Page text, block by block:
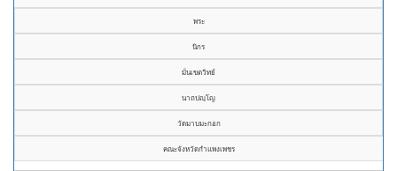
พระ
นิกร
มั่นเขตวิทย์
นาถปญฺโญ
วัดมาบมะกอก
คณะจังหวัดกำแพงเพชร